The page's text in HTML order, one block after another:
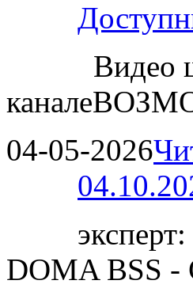
Видео
04-05-2026
DOMA BSS